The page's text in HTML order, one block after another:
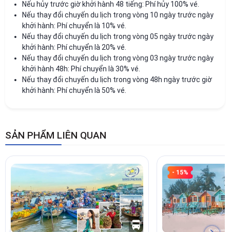
Nếu hủy trước giờ khởi hành 48 tiếng: Phí hủy 100% vé.
Nếu thay đổi chuyến du lịch trong vòng 10 ngày trước ngày
khởi hành: Phí chuyển là 10% vé.
Nếu thay đổi chuyến du lịch trong vòng 05 ngày trước ngày
khởi hành: Phí chuyển là 20% vé.
Nếu thay đổi chuyến du lịch trong vòng 03 ngày trước ngày
khởi hành 48h: Phí chuyển là 30% vé.
Nếu thay đổi chuyến du lịch trong vòng 48h ngày trước giờ
khởi hành: Phí chuyển là 50% vé.
SẢN PHẨM LIÊN QUAN
- 15%